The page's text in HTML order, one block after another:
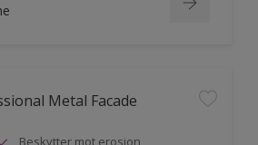
Metal Facade
Beskytter mot erosjon